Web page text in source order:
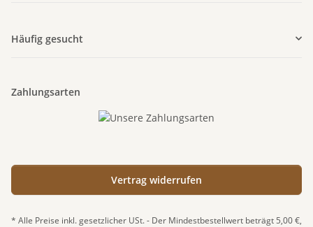
Häufig gesucht
Zahlungsarten
Vertrag widerrufen
* Alle Preise inkl. gesetzlicher USt. - Der Mindestbestellwert beträgt 5,00 €,